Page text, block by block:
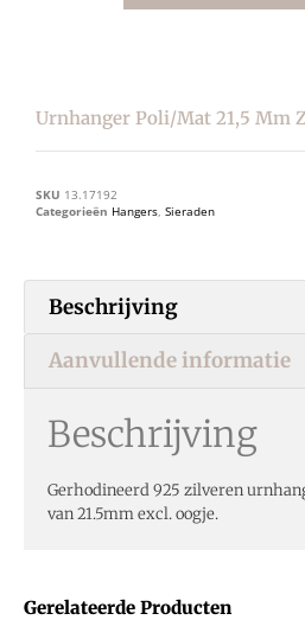
Gerelateerde Producten
Urnhanger Poli/mat 21,5 Mm
SKU 13.17192
Categorieën Hangers, Sieraden
Beschrijving
Aanvullende informatie
Beschrijving
Gerhodineerd 925 zilveren
van 21.5mm excl. oogje.